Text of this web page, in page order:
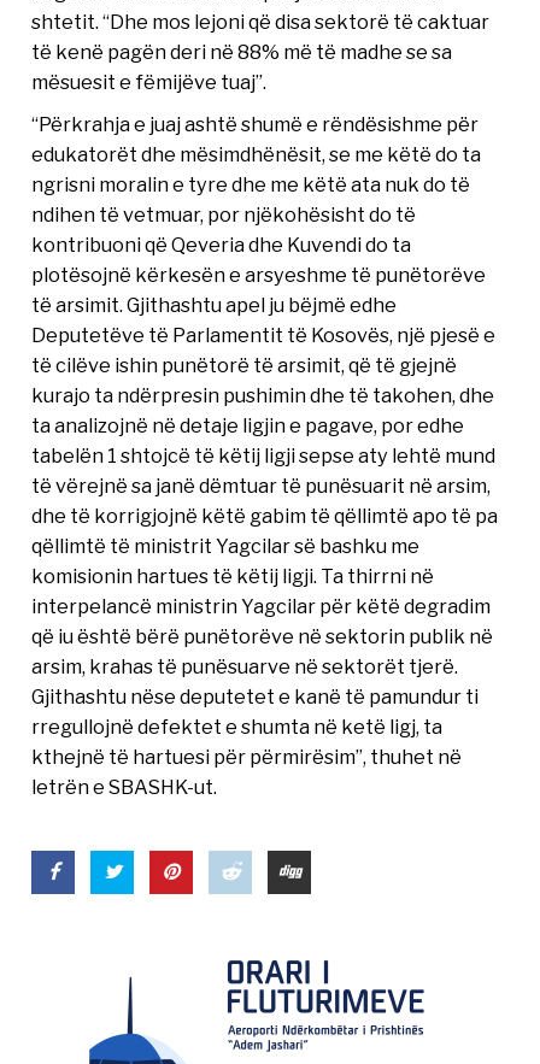
shtetit. “Dhe mos lejoni që disa sektorë të caktuar
të kenë pagën deri në 88% më të madhe se sa
mësuesit e fëmijëve tuaj”.
“Përkrahja e juaj ashtë shumë e rëndësishme për
edukatorët dhe mësimdhënësit, se me këtë do ta
ngrisni moralin e tyre dhe me këtë ata nuk do të
ndihen të vetmuar, por njëkohësisht do të
kontribuoni që Qeveria dhe Kuvendi do ta
plotësojnë kërkesën e arsyeshme të punëtorëve
të arsimit. Gjithashtu apel ju bëjmë edhe
Deputetëve të Parlamentit të Kosovës, një pjesë e
të cilëve ishin punëtorë të arsimit, që të gjejnë
kurajo ta ndërpresin pushimin dhe të takohen, dhe
ta analizojnë në detaje ligjin e pagave, por edhe
tabelën 1 shtojcë të këtij ligji sepse aty lehtë mund
të vërejnë sa janë dëmtuar të punësuarit në arsim,
dhe të korrigjojnë këtë gabim të qëllimtë apo të pa
qëllimtë të ministrit Yagcilar së bashku me
komisionin hartues të këtij ligji. Ta thirrni në
interpelancë ministrin Yagcilar për këtë degradim
që iu është bërë punëtorëve në sektorin publik në
arsim, krahas të punësuarve në sektorët tjerë.
Gjithashtu nëse deputetet e kanë të pamundur ti
rregullojnë defektet e shumta në ketë ligj, ta
kthejnë të hartuesi për përmirësim”, thuhet në
letrën e SBASHK-ut.